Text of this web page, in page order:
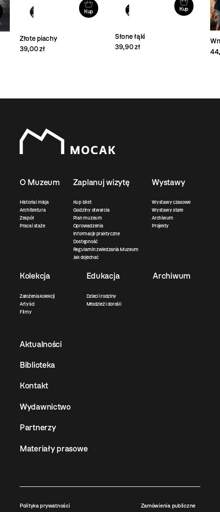
Kup
Złote piachy
39,00 zł
Kup
Słone łąki
39,90 zł
O Muzeum
Historia i misja
Architektura
Zespół
Praca i staże
Zaplanuj wizytę
Kup bilet
Godziny otwarcia
Plan muzeum
Oprowadzenia
Informacje praktyczne
Dostępność
Regulamin zwiedzania Muzeum
Jak dojechać
Wystawy
Wystawy czasowe
Wystawy stałe
Archiwum
Projekty
Kolekcja
Założenia kolekcji
Artyści
Filmy
Edukacja
Dzieci i rodziny
Młodzież i dorośli
Archiwum
Aktualności
Biblioteka
Kontakt
Wydawnictwo
Partnerzy
Materiały prasowe
Polityka prywatności Zamówienia publiczne